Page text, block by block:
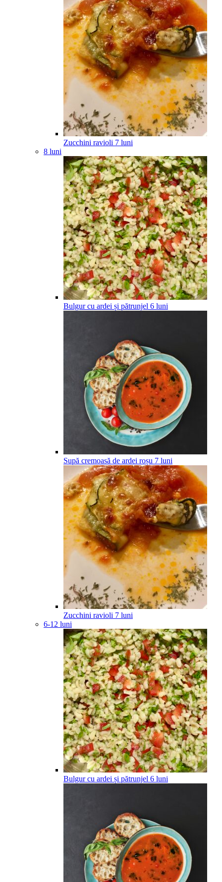
Zucchini ravioli 7 luni
8 luni
Bulgur cu ardei și pătrunjel 6 luni
Supă cremoasă de ardei roșu 7 luni
Zucchini ravioli 7 luni
6-12 luni
Bulgur cu ardei și pătrunjel 6 luni